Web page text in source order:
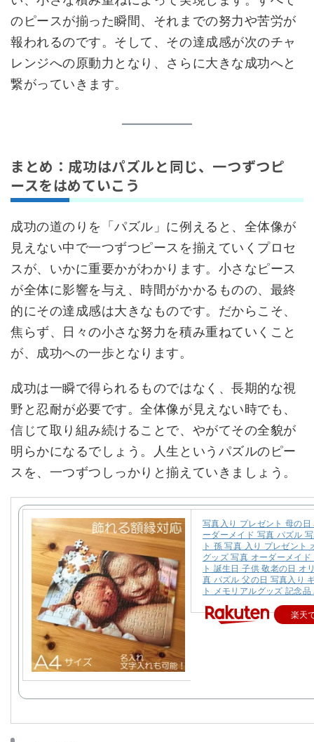
のピースが揃った瞬間、それまでの努力や苦労が
報われるのです。そして、その達成感が次のチャ
レンジへの原動力となり、さらに大きな成功へと
繋がっていきます。
まとめ：成功はパズルと同じ、一つずつピ
ースをはめていこう
成功の道のりを「パズル」に例えると、全体像が
見えない中で一つずつピースを揃えていくプロセ
スが、いかに重要かがわかります。小さなピース
が全体に影響を与え、時間がかかるものの、最終
的にその達成感は大きなものです。だからこそ、
焦らず、日々の小さな努力を積み重ねていくこと
が、成功への一歩となります。
成功は一瞬で得られるものではなく、長期的な視
野と忍耐が必要です。全体像が見えない時でも、
信じて取り組み続けることで、やがてその全貌が
明らかになるでしょう。人生というパズルのピー
スを、一つずつしっかりと揃えていきましょう。
写真入り プレゼント 母の日
ーダーメイド 写真 パズル
ト 孫 写真 入り プレゼント
グッズ 写真 オーダーメイド
ト 誕生日 子供 敬老の日 オ
真 パズル 父の日 写真入り
ト メモリアルグッズ 記念
楽天